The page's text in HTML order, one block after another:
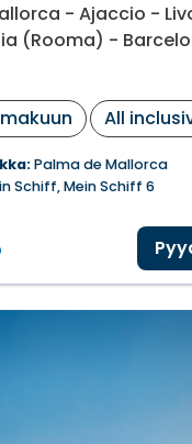
- Ajaccio -
(Rooma) -
All
Palma de Mallorca
Schiff, Mein Schiff 6